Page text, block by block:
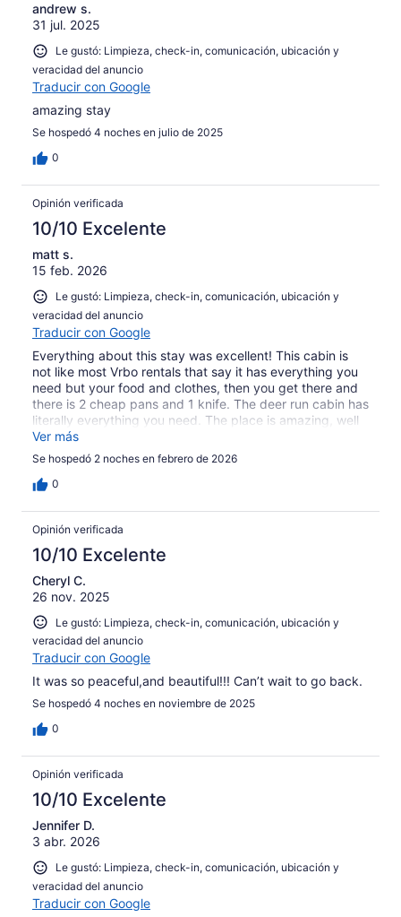
andrew s.
31 jul. 2025
Le gustó: Limpieza, check-in, comunicación, ubicación y
veracidad del anuncio
Traducir con Google
amazing stay
Se hospedó 4 noches en julio de 2025
0
Opinión verificada
10/10 Excelente
matt s.
15 feb. 2026
Le gustó: Limpieza, check-in, comunicación, ubicación y
veracidad del anuncio
Traducir con Google
Everything about this stay was excellent! This cabin is
not like most Vrbo rentals that say it has everything you
need but your food and clothes, then you get there and
there is 2 cheap pans and 1 knife. The deer run cabin has
literally everything you need. The place is amazing, well
stocked, warm inviting cabin to say the least. We will
definitely be back!
Ver más
Se hospedó 2 noches en febrero de 2026
0
Opinión verificada
10/10 Excelente
Cheryl C.
26 nov. 2025
Le gustó: Limpieza, check-in, comunicación, ubicación y
veracidad del anuncio
Traducir con Google
It was so peaceful,and beautiful!!! Can’t wait to go back.
Se hospedó 4 noches en noviembre de 2025
0
Opinión verificada
10/10 Excelente
Jennifer D.
3 abr. 2026
Le gustó: Limpieza, check-in, comunicación, ubicación y
veracidad del anuncio
Traducir con Google